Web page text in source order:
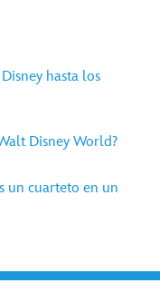
hasta los
Disney World?
un cuarteto en un